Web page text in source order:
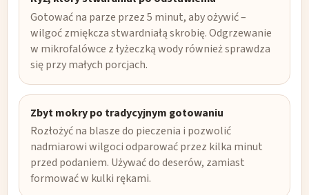
Gotować na parze przez 5 minut, aby ożywić –
wilgoć zmiękcza stwardniałą skrobię. Odgrzewanie
w mikrofalówce z łyżeczką wody również sprawdza
się przy małych porcjach.
Zbyt mokry po tradycyjnym gotowaniu
Rozłożyć na blasze do pieczenia i pozwolić
nadmiarowi wilgoci odparować przez kilka minut
przed podaniem. Używać do deserów, zamiast
formować w kulki rękami.